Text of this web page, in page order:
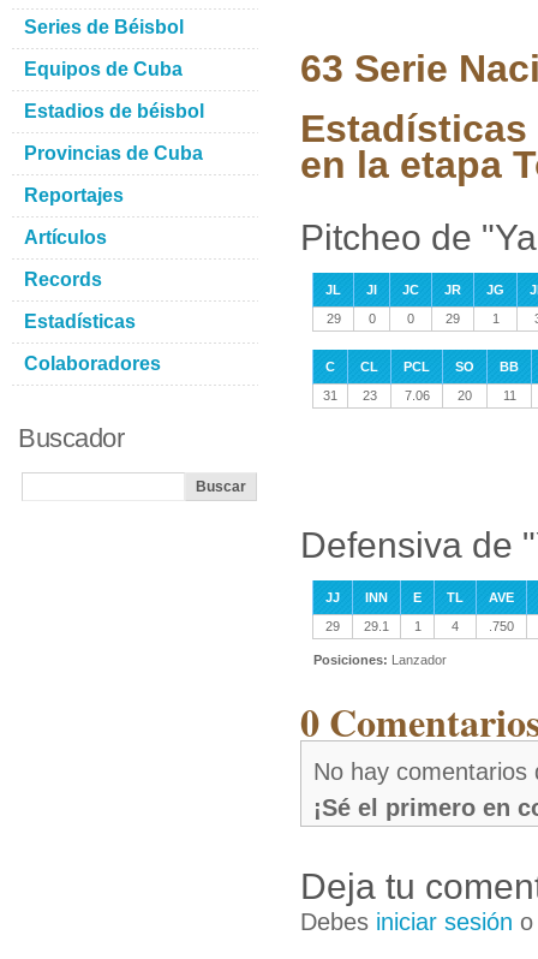
63 Serie
Estadísticas
en la etapa
Pitcheo de
JL JI JC JR JG
29
0 0 29 1
C CL PCL SO
BB
31
23 7.06 20 11
Defensiva de
JJ INN E TL
AVE
29
29.1 1 4 .750
Posiciones: Lanzador
0
No hay comentarios
¡Sé el primero en
Deja tu
Debes iniciar sesión
Series de Béisbol
Equipos de Cuba
Estadios de béisbol
Provincias de Cuba
Reportajes
Artículos
Records
Estadísticas
Colaboradores
Buscador